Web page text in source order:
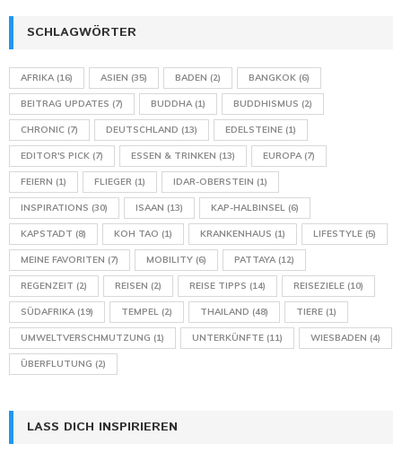
SCHLAGWÖRTER
AFRIKA(16) ASIEN (35) BADEN (2) BANGKOK (6)
BEITRAG UPDATES (7) BUDDHA(1) BUDDHISMUS (2)
CHRONIC (7) DEUTSCHLAND (13) EDELSTEINE (1)
EDITOR'S PICK (7) ESSEN & TRINKEN (13) EUROPA(7)
FEIERN (1) FLIEGER (1) IDAR-OBERSTEIN (1)
INSPIRATIONS (30) ISAAN (13) KAP-HALBINSEL (6)
KAPSTADT (8) KOH TAO (1) KRANKENHAUS (1) LIFESTYLE (5)
MEINE FAVORITEN (7) MOBILITY (6) PATTAYA(12)
REGENZEIT (2) REISEN (2) REISE TIPPS (14) REISEZIELE (10)
SÜDAFRIKA(19) TEMPEL (2) THAILAND (48) TIERE (1)
UMWELTVERSCHMUTZUNG (1) UNTERKÜNFTE (11) WIESBADEN (4)
ÜBERFLUTUNG (2)
LASS DICH INSPIRIEREN